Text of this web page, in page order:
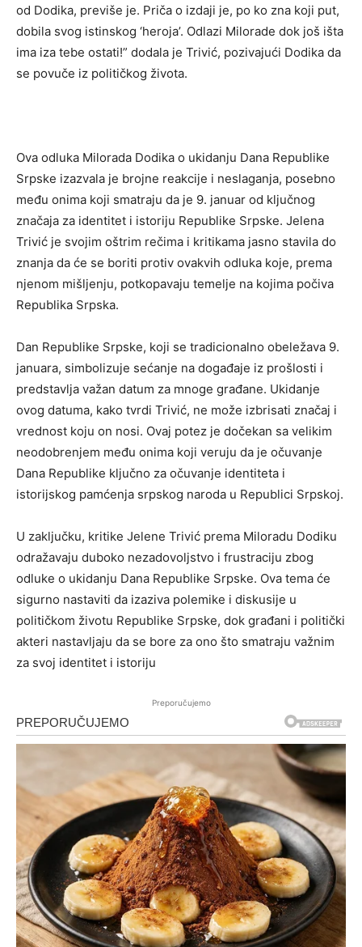
od Dodika, previše je. Priča o izdaji je, po ko zna koji put,
dobila svog istinskog ‘heroja’. Odlazi Milorade dok još išta
ima iza tebe ostati!” dodala je Trivić, pozivajući Dodika da
se povuče iz političkog života.
Ova odluka Milorada Dodika o ukidanju Dana Republike
Srpske izazvala je brojne reakcije i neslaganja, posebno
među onima koji smatraju da je 9. januar od ključnog
značaja za identitet i istoriju Republike Srpske. Jelena
Trivić je svojim oštrim rečima i kritikama jasno stavila do
znanja da će se boriti protiv ovakvih odluka koje, prema
njenom mišljenju, potkopavaju temelje na kojima počiva
Republika Srpska.
Dan Republike Srpske, koji se tradicionalno obeležava 9.
januara, simbolizuje sećanje na događaje iz prošlosti i
predstavlja važan datum za mnoge građane. Ukidanje
ovog datuma, kako tvrdi Trivić, ne može izbrisati značaj i
vrednost koju on nosi. Ovaj potez je dočekan sa velikim
neodobrenjem među onima koji veruju da je očuvanje
Dana Republike ključno za očuvanje identiteta i
istorijskog pamćenja srpskog naroda u Republici Srpskoj.
U zaključku, kritike Jelene Trivić prema Miloradu Dodiku
odražavaju duboko nezadovoljstvo i frustraciju zbog
odluke o ukidanju Dana Republike Srpske. Ova tema će
sigurno nastaviti da izaziva polemike i diskusije u
političkom životu Republike Srpske, dok građani i politički
akteri nastavljaju da se bore za ono što smatraju važnim
za svoj identitet i istoriju
Preporučujemo